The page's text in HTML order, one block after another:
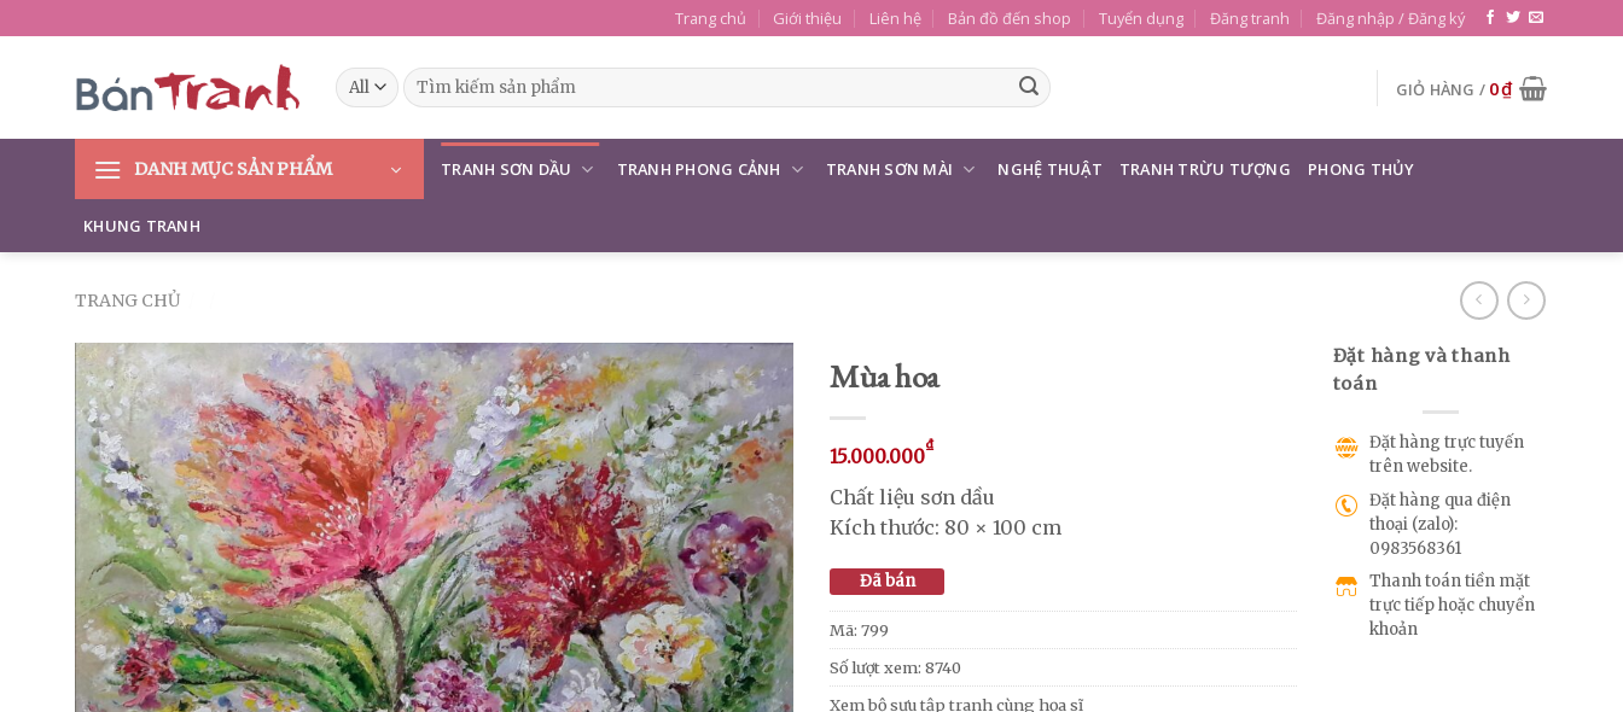
to
Trang chủ Giới thiệu Liên hệ Bản đồ đến shop Tuyển dụng Đăng tranh Đăng nhập / Đăng ký
Tìm
kiếm:
GIỎ HÀNG / 0₫
DANH MỤC SẢN PHẨM TRANH SƠN DẦU TRANH PHONG CẢNH TRANH SƠN MÀI NGHỆ THUẬT TRANH TRỪU TƯỢNG PHONG THỦY
KHUNG TRANH
TRANG CHỦ
Mùa hoa
15.000.000₫
Chất liệu sơn dầu
Kích thước: 80 × 100 cm
Đã bán
Mã: 799
Số lượt xem: 8740
Xem bộ sưu tập tranh cùng họa sĩ
Đặt hàng và thanh
toán
Đặt hàng trực tuyến
trên website.
Đặt hàng qua điện
thoại (zalo):
0983568361
Thanh toán tiền mặt
trực tiếp hoặc chuyển
khoản